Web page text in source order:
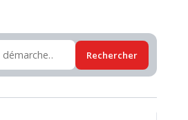
Rechercher